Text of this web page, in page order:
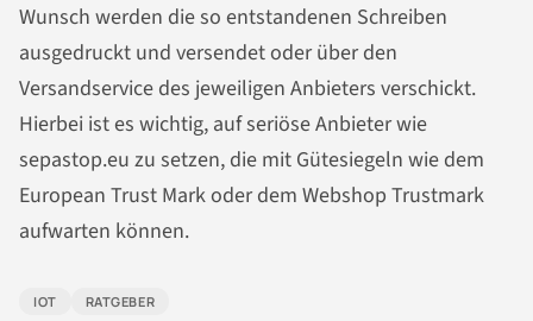
Wunsch werden die so entstandenen Schreiben
ausgedruckt und versendet oder über den
Versandservice des jeweiligen Anbieters verschickt.
Hierbei ist es wichtig, auf seriöse Anbieter wie
sepastop.eu zu setzen, die mit Gütesiegeln wie dem
European Trust Mark oder dem Webshop Trustmark
aufwarten können.
IOT RATGEBER